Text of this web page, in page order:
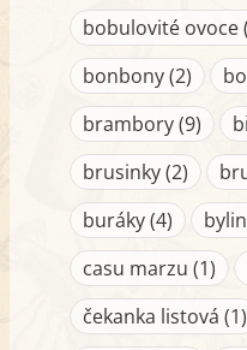
bobulovité ovoce
bonbony (2)
brambory (9)
brusinky (2)
buráky (4)
casu marzu (1)
čekanka listová (1)